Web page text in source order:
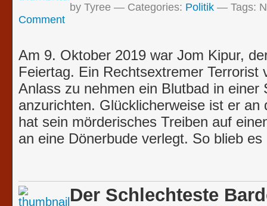
by Tyree Categories: Politik Tags:
Comment
Am 9. Oktober 2019 war Jom Kipur,
Feiertag. Ein Rechtsextremer Terrorist
Anlass zu nehmen ein Blutbad in einer
anzurichten. Glücklicherweise ist er an
hat sein mörderisches Treiben auf
an eine Dönerbude verlegt. So blieb
Der Schlechteste